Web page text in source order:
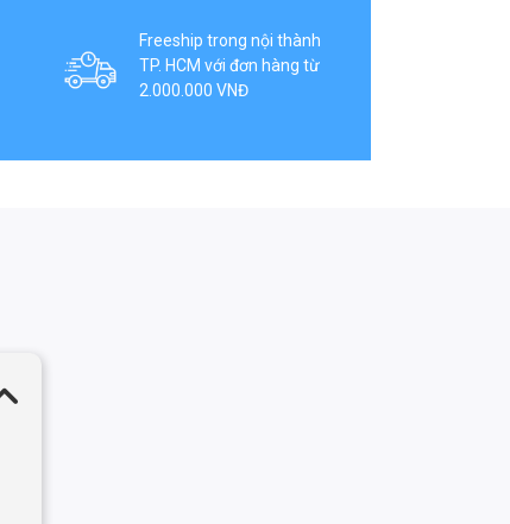
Freeship trong nội thành
TP. HCM với đơn hàng từ
2.000.000 VNĐ